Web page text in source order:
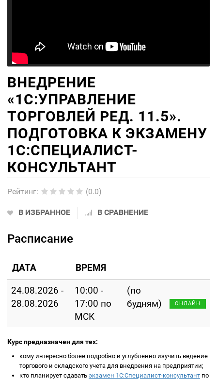
ВНЕДРЕНИЕ
«1С:УПРАВЛЕНИЕ
ТОРГОВЛЕЙ РЕД. 11.5».
ПОДГОТОВКА К ЭКЗАМЕНУ
1С:СПЕЦИАЛИСТ-
КОНСУЛЬТАНТ
Рейтинг: (0.0)
В ИЗБРАННОЕ В СРАВНЕНИЕ
Расписание
ДАТА ВРЕМЯ
24.08.2026 -
28.08.2026
10:00 -
17:00 по
МСК
(по
будням)
ОНЛАЙН
Курс предназначен для тех:
кому интересно более подробно и углубленно изучить ведение
торгового и складского учета для внедрения на предприятии;
кто планирует сдавать экзамен 1С:Специалист-консультант по